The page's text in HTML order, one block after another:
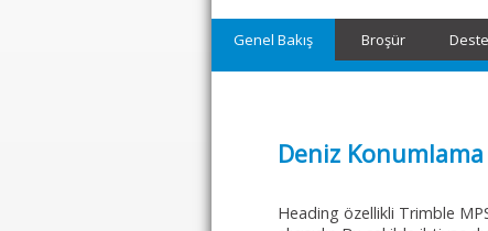
Genel Bakış Broşür
Deniz Konumlama
Heading özellikli Trimble